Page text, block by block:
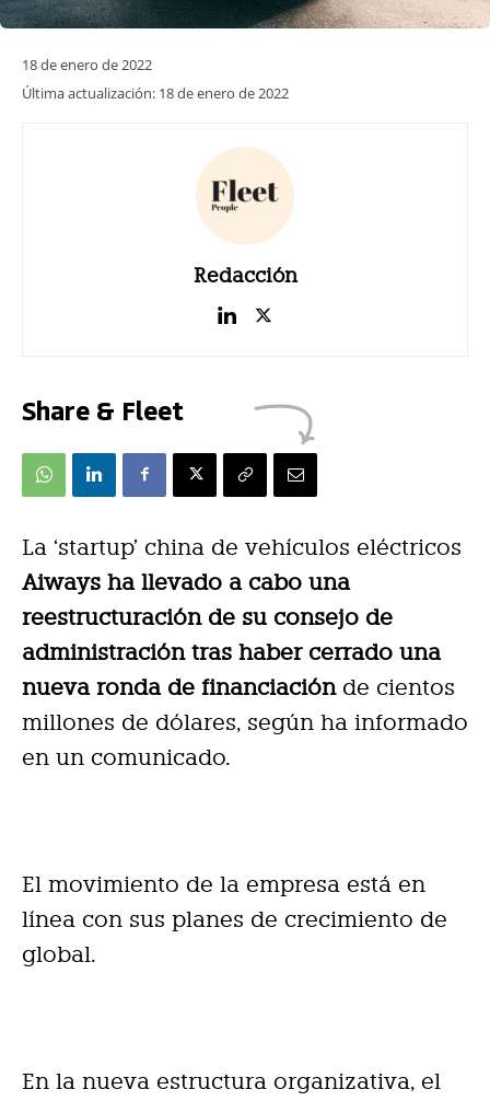
18 de enero de 2022
Última actualización: 18 de enero de 2022
Redacción
Share & Fleet
La ‘startup’ china de vehículos eléctricos
Aiways ha llevado a cabo una
reestructuración de su consejo de
administración tras haber cerrado una
nueva ronda de financiaciónde cientos
millones de dólares, según ha informado
en un comunicado.
El movimiento de la empresa está en
línea con sus planes de crecimiento de
global.
En la nueva estructura organizativa, el